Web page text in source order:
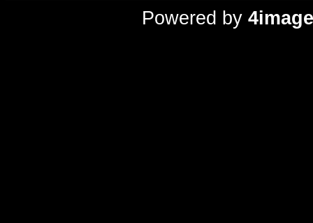
Powered by